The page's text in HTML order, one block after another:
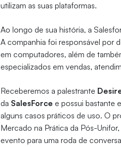
utilizam as suas plataformas.
Ao longo de sua história, a
A companhia foi responsável por
em computadores, além de
especializados em vendas,
Receberemos a palestrante
da SalesForce e possui bastante
alguns casos práticos de uso. O
Mercado na Prática da Pós-
evento para uma roda de